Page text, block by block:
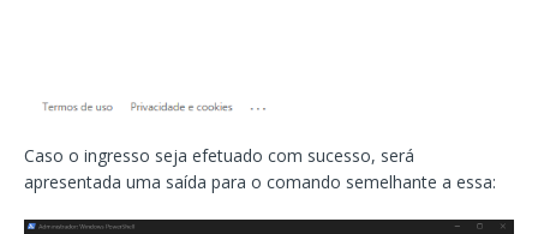
Caso o ingresso seja efetuado com sucesso, será
apresentada uma saída para o comando semelhante a essa: